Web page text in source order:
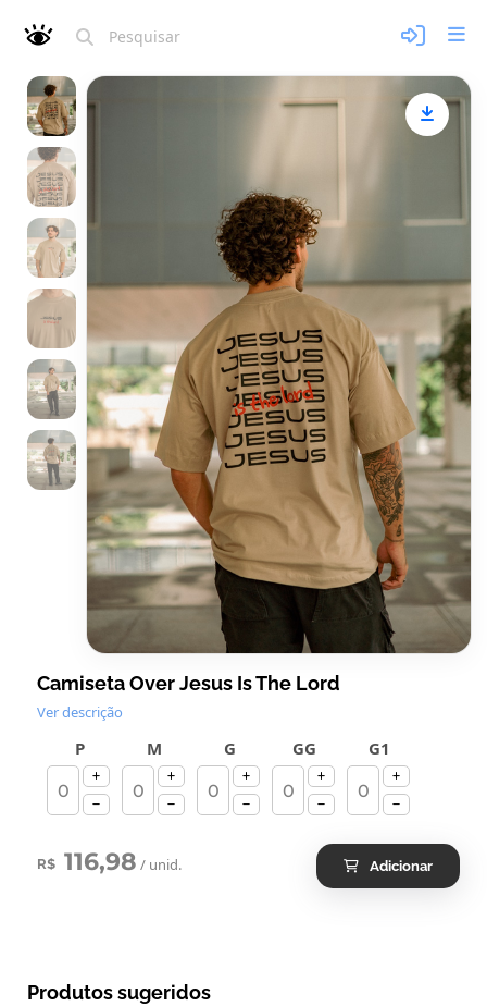
Camiseta Over Jesus Is The Lord
Ver descrição
P M G GG G1
R$ 116,98 / unid. Adicionar
Produtos sugeridos